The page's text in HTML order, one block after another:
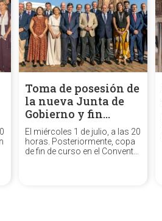
Toma de posesión de
la nueva Junta de
Gobierno y fin…
El miércoles 1 de julio, a las 20
horas. Posteriormente, copa
de fin de curso en el Convento